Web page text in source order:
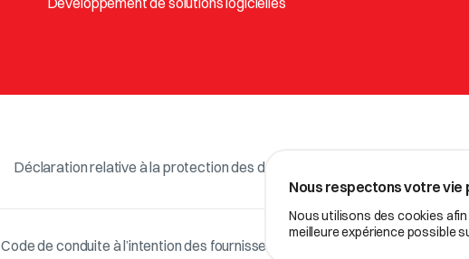
Déclaration relative à la protection des données
Code de conduite à l’intention des fournisseurs et des partenaires
Nous respectons votre vie
Nous utilisons des cookies
meilleure expérience possible